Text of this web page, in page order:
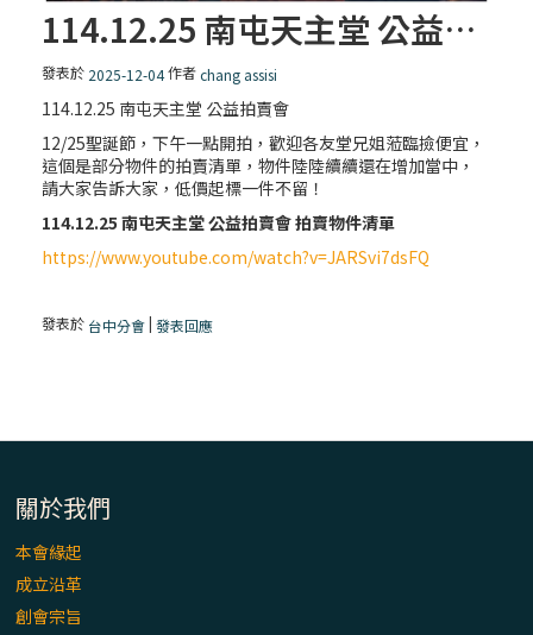
114.12.25 南屯天主堂 公益拍賣會
發表於 2025-12-04作者chang assisi
114.12.25 南屯天主堂 公益拍賣會
12/25聖誕節，下午一點開拍，歡迎各友堂兄姐蒞臨撿便宜，
這個是部分物件的拍賣清單，物件陸陸續續還在增加當中，
請大家告訴大家，低價起標一件不留！
114.12.25南屯天主堂 公益拍賣會 拍賣物件清單
https://www.youtube.com/watch?v=JARSvi7dsFQ
發表於 台中分會|發表回應
關於我們
本會緣起
成立沿革
創會宗旨